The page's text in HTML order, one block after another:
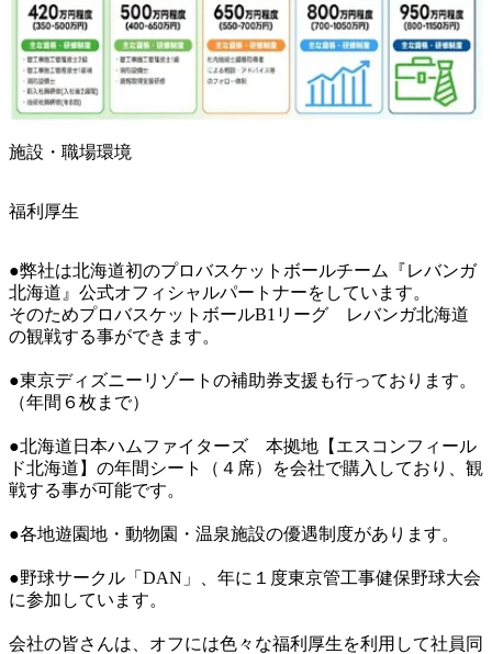
施設・職場環境
福利厚生
●弊社は北海道初のプロバスケットボールチーム『レバンガ
北海道』公式オフィシャルパートナーをしています。
そのためプロバスケットボールB1リーグ　レバンガ北海道
の観戦する事ができます。
●東京ディズニーリゾートの補助券支援も行っております。
（年間６枚まで）
●北海道日本ハムファイターズ　本拠地【エスコンフィール
ド北海道】の年間シート（４席）を会社で購入しており、観
戦する事が可能です。
●各地遊園地・動物園・温泉施設の優遇制度があります。
●野球サークル「DAN」、年に１度東京管工事健保野球大会
に参加しています。
会社の皆さんは、オフには色々な福利厚生を利用して社員同